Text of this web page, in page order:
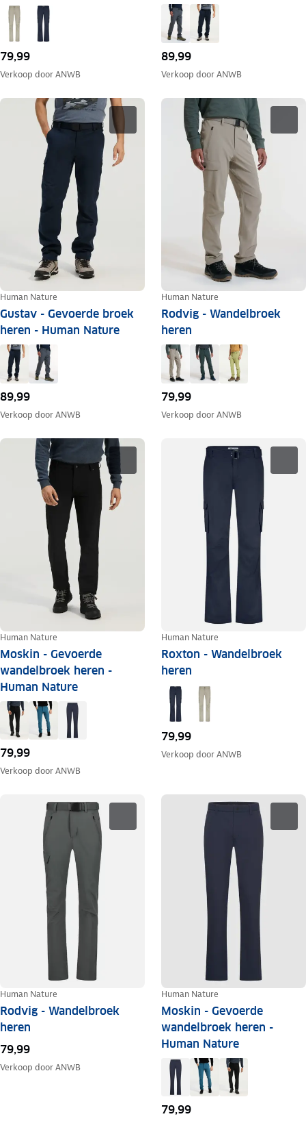
79,99
Verkoop doorANWB
89,99
Verkoop doorANWB
Human Nature
Gustav - Gevoerde broek
heren - Human Nature
89,99
Verkoop doorANWB
Human Nature
Rodvig - Wandelbroek
heren
79,99
Verkoop doorANWB
Human Nature
Moskin - Gevoerde
wandelbroek heren -
Human Nature
79,99
Verkoop doorANWB
Human Nature
Roxton - Wandelbroek
heren
79,99
Verkoop doorANWB
Human Nature
Rodvig - Wandelbroek
heren
79,99
Verkoop doorANWB
Human Nature
Moskin - Gevoerde
wandelbroek heren -
Human Nature
79,99